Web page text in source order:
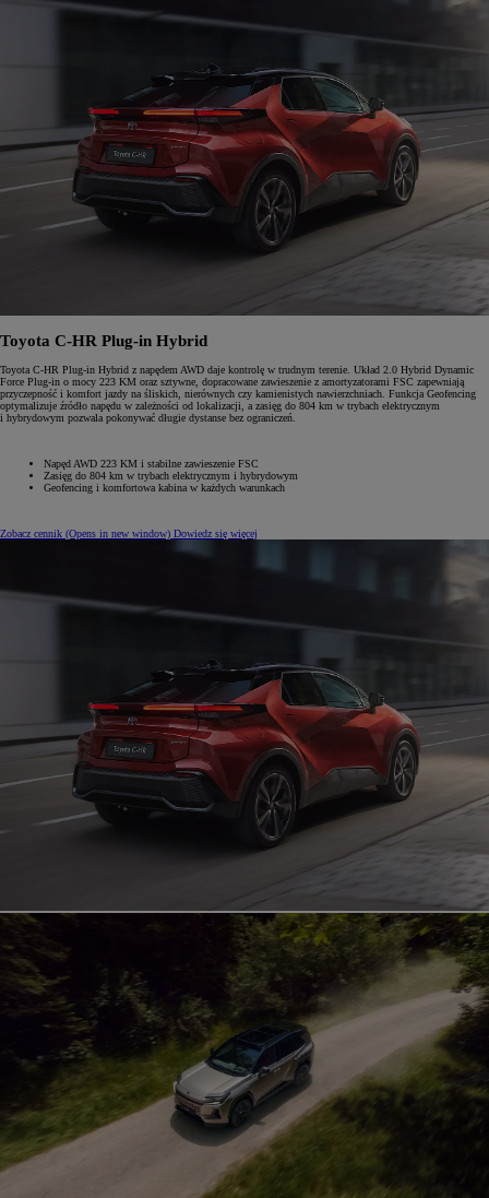
Toyota C-HR Plug-in Hybrid
Toyota C-HR Plug-in Hybrid z napędem AWD daje kontrolę w trudnym terenie. Układ 2.0 Hybrid Dynamic
Force Plug-in o mocy 223 KM oraz sztywne, dopracowane zawieszenie z amortyzatorami FSC zapewniają
przyczepność i komfort jazdy na śliskich, nierównych czy kamienistych nawierzchniach. Funkcja Geofencing
optymalizuje źródło napędu w zależności od lokalizacji, a zasięg do 804 km w trybach elektrycznym
i hybrydowym pozwala pokonywać długie dystanse bez ograniczeń.
Napęd AWD 223 KM i stabilne zawieszenie FSC
Zasięg do 804 km w trybach elektrycznym i hybrydowym
Geofencing i komfortowa kabina w każdych warunkach
Zobacz cennik (Opens in new window) Dowiedz się więcej